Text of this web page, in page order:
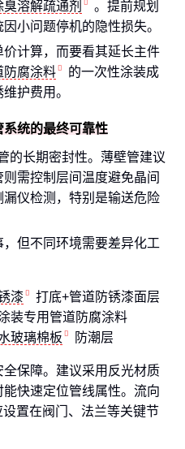
臭溶解疏通剂
。提前规划
小问题停机的隐性损失。
计算，而要看其延长主件
防腐涂料
的一次性涂装成
护费用。
统的最终可靠性
的长期密封性。薄壁管建议
需控制层间温度避免晶间
仪检测，特别是输送危险
但不同环境需要差异化工
漆
打底+管道防锈漆面层
装专用管道防腐涂料
玻璃棉板 防潮层
保障。建议采用反光材质
快速定位管线属性。流向
设置在阀门、法兰等关键节